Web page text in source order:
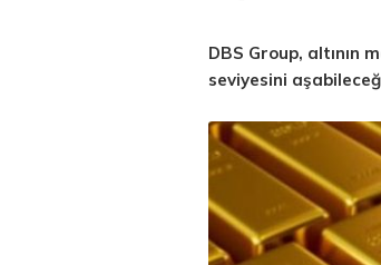
DBS Group, altının
seviyesini